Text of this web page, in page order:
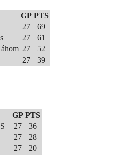
GP PTS
27
69
27
61
27
52
27
39
GP PTS
27
36
27
28
27
20